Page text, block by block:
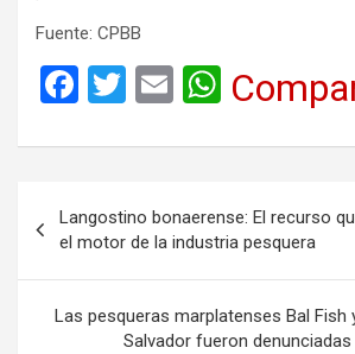
Fuente: CPBB
F
ce
o
o
k
T
tt
er
E
ail
W
at
A
p
p
de
entradas
Langostino bonaerense: El recurso
el motor de la industria pesquera
Las pesqueras marplatenses Bal Fish
Salvador fueron